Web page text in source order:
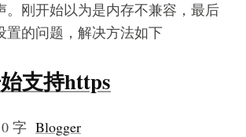
。刚开始以为是内存不兼容，最后
置的问题，解决方法如下
支持https
字 Blogger